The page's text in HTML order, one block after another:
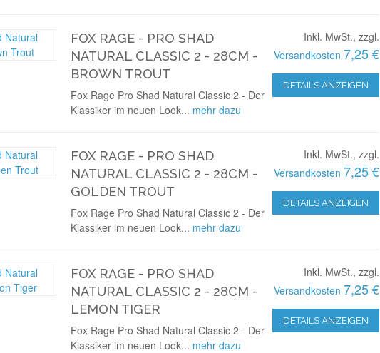
FOX RAGE - PRO SHAD
NATURAL CLASSIC 2 - 28CM -
BROWN TROUT
Inkl. MwSt., zzgl.
Versandkosten 7,25 €
DETAILS ANZEIGEN
Fox Rage Pro Shad Natural Classic 2 - Der
Klassiker im neuen Look... mehr dazu
FOX RAGE - PRO SHAD
NATURAL CLASSIC 2 - 28CM -
GOLDEN TROUT
Inkl. MwSt., zzgl.
Versandkosten 7,25 €
DETAILS ANZEIGEN
Fox Rage Pro Shad Natural Classic 2 - Der
Klassiker im neuen Look... mehr dazu
FOX RAGE - PRO SHAD
NATURAL CLASSIC 2 - 28CM -
LEMON TIGER
Inkl. MwSt., zzgl.
Versandkosten 7,25 €
DETAILS ANZEIGEN
Fox Rage Pro Shad Natural Classic 2 - Der
Klassiker im neuen Look... mehr dazu